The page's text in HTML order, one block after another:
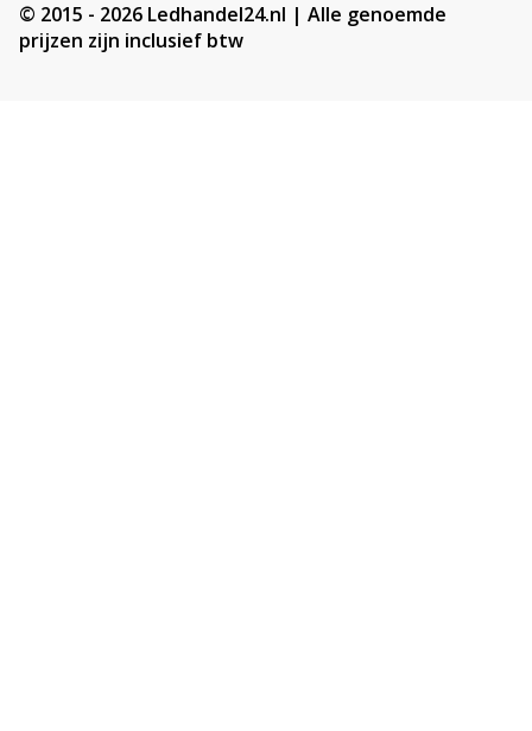
© 2015 - 2026 Ledhandel24.nl | Alle genoemde
prijzen zijn inclusief btw